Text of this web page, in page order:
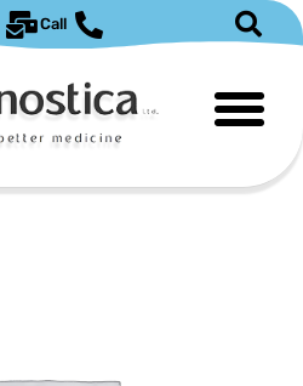
Call